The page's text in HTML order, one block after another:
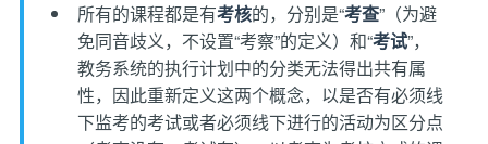
所有的课程都是有考核的，分别是“考查”（为避
免同音歧义，不设置“考察”的定义）和“考试”，
教务系统的执行计划中的分类无法得出共有属
性，因此重新定义这两个概念，以是否有必须线
下监考的考试或者必须线下进行的活动为区分点